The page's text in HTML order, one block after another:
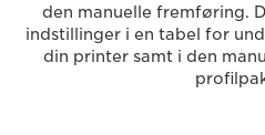
den manuelle fremføring.
indstillinger i en tabel for
din printer samt i den